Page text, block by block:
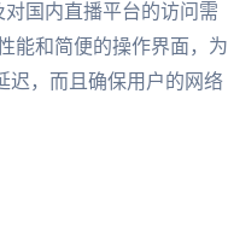
国内直播平台的访问需
能和简便的操作界面，为
迟，而且确保用户的网络